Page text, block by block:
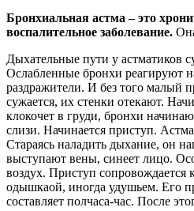
Бронхиальная астма – это
воспалительное заболевание.
Дыхательные пути у астматиков
Ослабленные бронхи реагируют
раздражители. И без того малый
сужается, их стенки отекают.
клокочет в груди, бронхи
слизи. Начинается приступ.
Стараясь наладить дыхание, он
выступают вены, синеет лицо.
воздух. Приступ
одышкаой, иногда удушьем. Его
составляет полчаса-час. После